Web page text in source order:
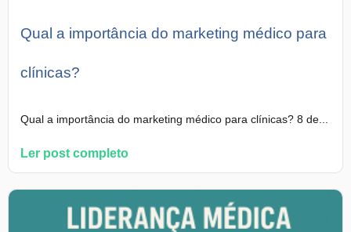
Qual a importância do marketing médico para
clínicas?
Qual a importância do marketing médico para clínicas? 8 de...
Ler post completo